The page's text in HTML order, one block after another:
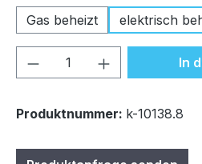
Gas beheizt
elektrisch
Produkt Anzahl: In
Produktnummer: k-10138.8